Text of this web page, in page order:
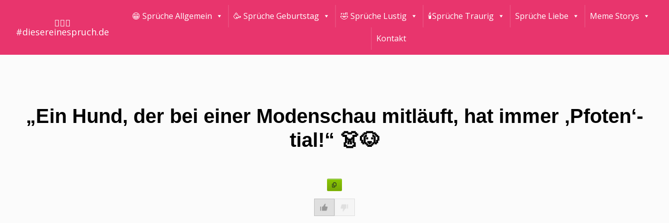
🤷🏼‍♀️
#diesereinespruch.de
😁 Sprüche Allgemein 🥳 Sprüche Geburtstag 🤣 Sprüche Lustig 🕯Sprüche Traurig Sprüche Liebe Meme Storys
Kontakt
„Ein Hund, der bei einer Modenschau mitläuft, hat immer ‚Pfoten‘-
tial!“ 👗🐶